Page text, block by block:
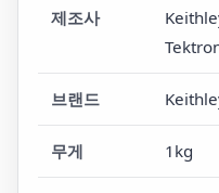
제조사
브랜드
무게 1kg